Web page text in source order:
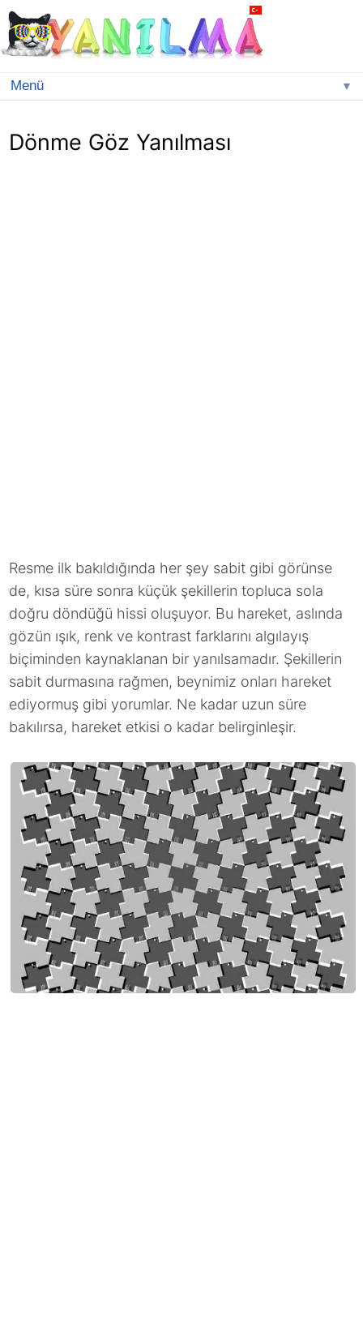
▼
Dönme Göz Yanılması
Resme ilk bakıldığında her şey sabit gibi görünse
de, kısa süre sonra küçük şekillerin topluca sola
doğru döndüğü hissi oluşuyor. Bu hareket, aslında
gözün ışık, renk ve kontrast farklarını algılayış
biçiminden kaynaklanan bir yanılsamadır. Şekillerin
sabit durmasına rağmen, beynimiz onları hareket
ediyormuş gibi yorumlar. Ne kadar uzun süre
bakılırsa, hareket etkisi o kadar belirginleşir.